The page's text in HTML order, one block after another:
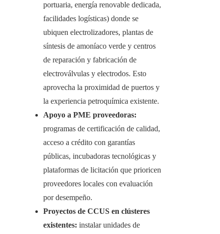
portuaria, energía renovable dedicada,
facilidades logísticas) donde se
ubiquen electrolizadores, plantas de
síntesis de amoníaco verde y centros
de reparación y fabricación de
electroválvulas y electrodos. Esto
aprovecha la proximidad de puertos y
la experiencia petroquímica existente.
Apoyo a PME proveedoras:
programas de certificación de calidad,
acceso a crédito con garantías
públicas, incubadoras tecnológicas y
plataformas de licitación que prioricen
proveedores locales con evaluación
por desempeño.
Proyectos de CCUS en clústeres
existentes: instalar unidades de